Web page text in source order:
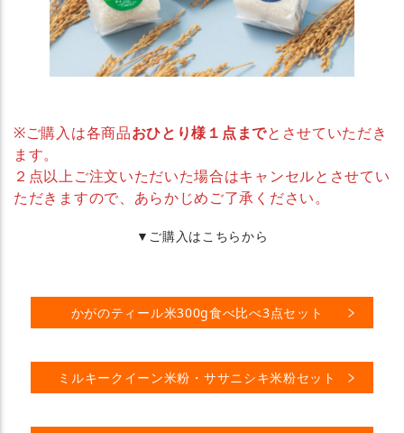
※ご購入は各商品おひとり様１点までとさせていただき
ます。
２点以上ご注文いただいた場合はキャンセルとさせてい
ただきますので、あらかじめご了承ください。
▼ご購入はこちらから
かがのティール米300g食べ比べ3点セット
ミルキークイーン米粉・ササニシキ米粉セット